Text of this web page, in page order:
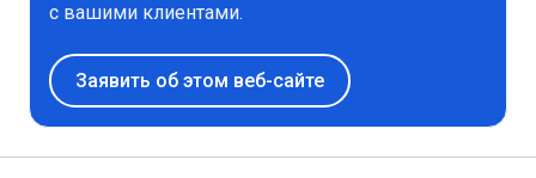
с вашими клиентами.
Заявить об этом веб-сайте